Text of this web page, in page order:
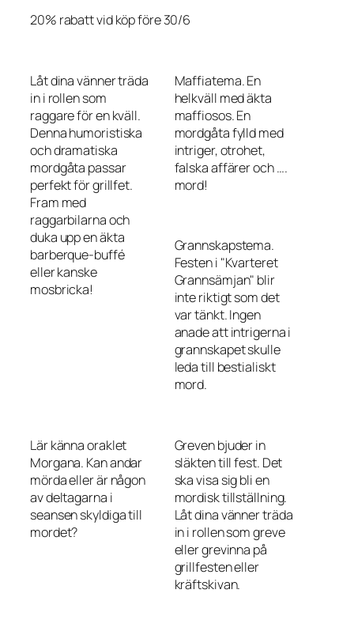
20% rabatt vid köp före 30/6
Låt dina vänner träda
in i rollen som
raggare för en kväll.
Denna humoristiska
och dramatiska
mordgåta passar
perfekt för grillfet.
Fram med
raggarbilarna och
duka upp en äkta
barberque-buffé
eller kanske
mosbricka!
Maffiatema. En
helkväll med äkta
maffiosos. En
mordgåta fylld med
intriger, otrohet,
falska affärer och ….
mord!
Grannskapstema.
Festen i "Kvarteret
Grannsämjan" blir
inte riktigt som det
var tänkt. Ingen
anade att intrigerna i
grannskapet skulle
leda till bestialiskt
mord.
Lär känna oraklet
Morgana. Kan andar
mörda eller är någon
av deltagarna i
seansen skyldiga till
mordet?
Greven bjuder in
släkten till fest. Det
ska visa sig bli en
mordisk tillställning.
Låt dina vänner träda
in i rollen som greve
eller grevinna på
grillfesten eller
kräftskivan.